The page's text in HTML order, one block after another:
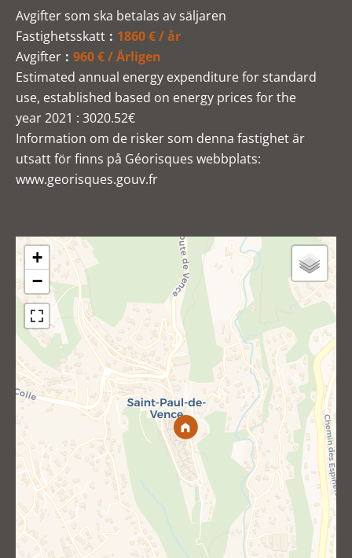
Avgifter som ska betalas av säljaren
Fastighetsskatt
1860 € / år
Avgifter
960 € / Årligen
Estimated annual energy expenditure for standard
use, established based on energy prices for the
year 2021 : 3020.52€
Information om de risker som denna fastighet är
utsatt för finns på Géorisques webbplats:
www.georisques.gouv.fr
+
−